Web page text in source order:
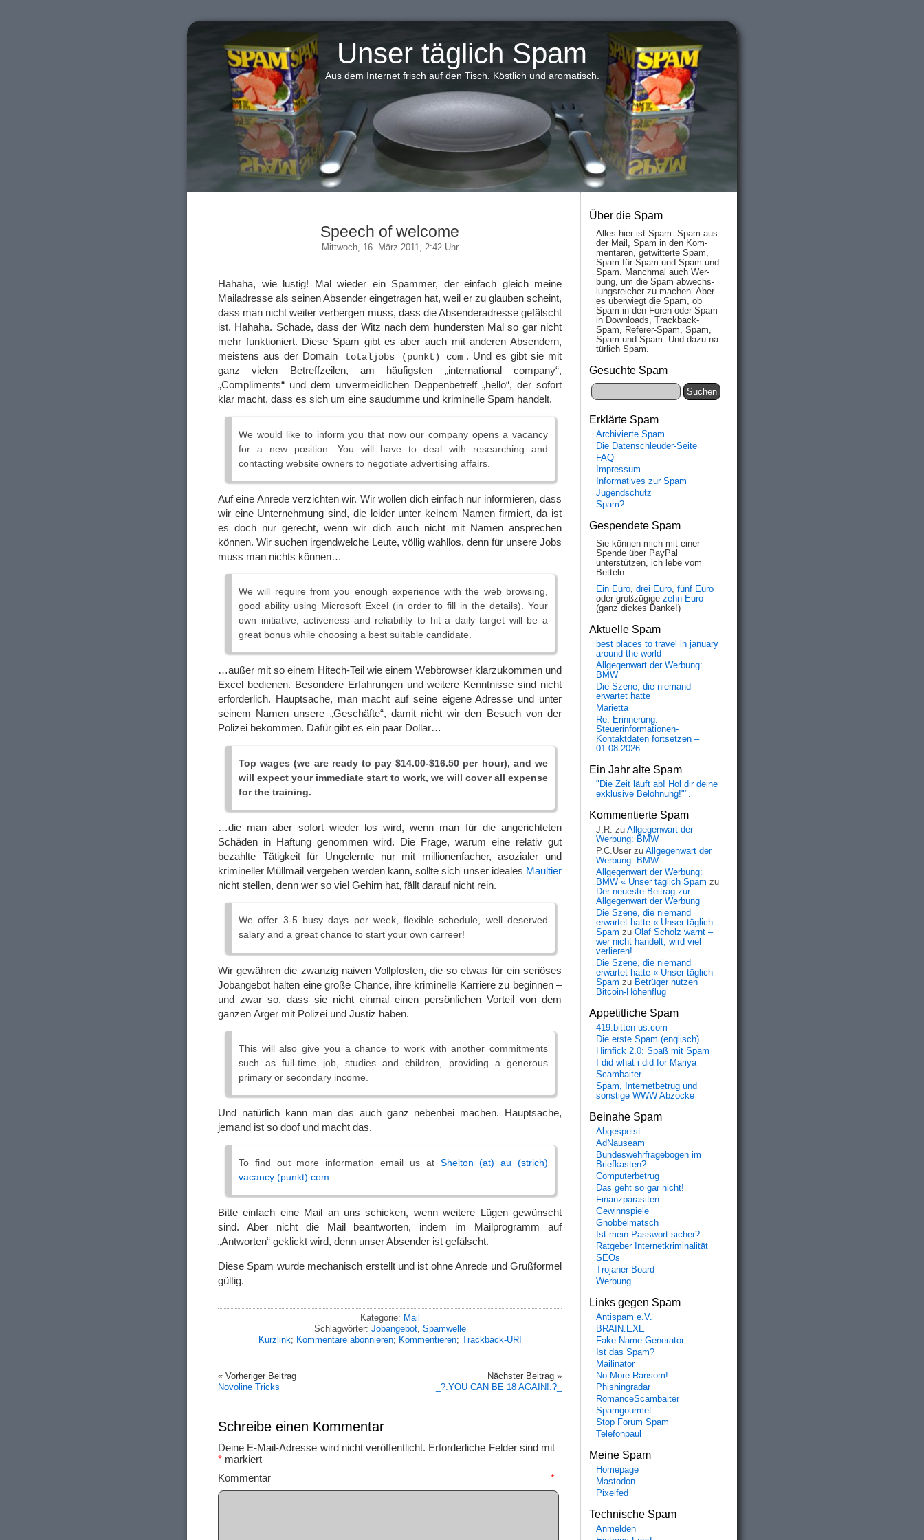
Unser täglich Spam
Aus dem Internet frisch auf den Tisch. Köstlich und aromatisch.
Speech of welcome
Mittwoch, 16. März 2011, 2:42 Uhr
Hahaha, wie lustig! Mal wieder ein Spammer, der einfach gleich meine
Mailadresse als seinen Absender eingetragen hat, weil er zu glauben scheint,
dass man nicht weiter verbergen muss, dass die Absenderadresse gefälscht
ist. Hahaha. Schade, dass der Witz nach dem hundersten Mal so gar nicht
mehr funktioniert. Diese Spam gibt es aber auch mit anderen Absendern,
meistens aus der Domain
totaljobs (punkt) com . Und es gibt sie mit
ganz vielen Betreffzeilen, am häufigsten „international company“,
„Compliments“ und dem unvermeidlichen Deppenbetreff „hello“, der sofort
klar macht, dass es sich um eine saudumme und kriminelle Spam handelt.
We would like to inform you that now our company opens a vacancy
for a new position. You will have to deal with researching and
contacting website owners to negotiate advertising affairs.
Auf eine Anrede verzichten wir. Wir wollen dich einfach nur informieren, dass
wir eine Unternehmung sind, die leider unter keinem Namen firmiert, da ist
es doch nur gerecht, wenn wir dich auch nicht mit Namen ansprechen
können. Wir suchen irgendwelche Leute, völlig wahllos, denn für unsere Jobs
muss man nichts können…
We will require from you enough experience with the web browsing,
good ability using Microsoft Excel (in order to fill in the details). Your
own initiative, activeness and reliability to hit a daily target will be a
great bonus while choosing a best suitable candidate.
…außer mit so einem Hitech-Teil wie einem Webbrowser klarzukommen und
Excel bedienen. Besondere Erfahrungen und weitere Kenntnisse sind nicht
erforderlich. Hauptsache, man macht auf seine eigene Adresse und unter
seinem Namen unsere „Geschäfte“, damit nicht wir den Besuch von der
Polizei bekommen. Dafür gibt es ein paar Dollar…
Top wages (we are ready to pay $14.00-$16.50 per hour), and we
will expect your immediate start to work, we will cover all expense
for the training.
…die man aber sofort wieder los wird, wenn man für die angerichteten
Schäden in Haftung genommen wird. Die Frage, warum eine relativ gut
bezahlte Tätigkeit für Ungelernte nur mit millionenfacher, asozialer und
krimineller Müllmail vergeben werden kann, sollte sich unser ideales Maultier
nicht stellen, denn wer so viel Gehirn hat, fällt darauf nicht rein.
We offer 3-5 busy days per week, flexible schedule, well deserved
salary and a great chance to start your own carreer!
Wir gewähren die zwanzig naiven Vollpfosten, die so etwas für ein seriöses
Jobangebot halten eine große Chance, ihre kriminelle Karriere zu beginnen –
und zwar so, dass sie nicht einmal einen persönlichen Vorteil von dem
ganzen Ärger mit Polizei und Justiz haben.
This will also give you a chance to work with another commitments
such as full-time job, studies and children, providing a generous
primary or secondary income.
Und natürlich kann man das auch ganz nebenbei machen. Hauptsache,
jemand ist so doof und macht das.
To find out more information email us at Shelton (at) au (strich)
vacancy (punkt) com
Bitte einfach eine Mail an uns schicken, wenn weitere Lügen gewünscht
sind. Aber nicht die Mail beantworten, indem im Mailprogramm auf
„Antworten“ geklickt wird, denn unser Absender ist gefälscht.
Diese Spam wurde mechanisch erstellt und ist ohne Anrede und Grußformel
gültig.
Kategorie: Mail
Schlagwörter: Jobangebot, Spamwelle
Kurzlink; Kommentare abonnieren; Kommentieren; Trackback-URI
« Vorheriger Beitrag
Novoline Tricks
Nächster Beitrag »
_?.YOU CAN BE 18 AGAIN!.?_
Schreibe einen Kommentar
Deine E-Mail-Adresse wird nicht veröffentlicht. Erforderliche Felder sind mit
* markiert
Kommentar *
Über die Spam
Alles hier ist Spam. Spam aus
der Mail, Spam in den Kom­
men­taren, ge­twit­ter­te Spam,
Spam für Spam und Spam und
Spam. Manch­mal auch Wer­
bung, um die Spam ab­wechs­
lungs­reich­er zu mach­en. Aber
es über­wiegt die Spam, ob
Spam in den Fo­ren oder Spam
in Down­loads, Track­back-
Spam, Re­fe­rer-Spam, Spam,
Spam und Spam. Und da­zu na­
tür­lich Spam.
Gesuchte Spam
Erklärte Spam
Archivierte Spam
Die Datenschleuder-Seite
FAQ
Impressum
Informatives zur Spam
Jugendschutz
Spam?
Gespendete Spam
Sie können mich mit einer
Spende über PayPal
unterstützen, ich lebe vom
Betteln:
Ein Euro, drei Euro, fünf Euro
oder großzügige zehn Euro
(ganz dickes Danke!)
Aktuelle Spam
best places to travel in january
around the world
Allgegenwart der Werbung:
BMW
Die Szene, die niemand
erwartet hatte
Marietta
Re: Erinnerung:
Steuerinformationen-
Kontaktdaten fortsetzen –
01.08.2026
Ein Jahr alte Spam
"Die Zeit läuft ab! Hol dir deine
exklusive Belohnung!"".
Kommentierte Spam
J.R. zu Allgegenwart der
Werbung: BMW
P.C.User zu Allgegenwart der
Werbung: BMW
Allgegenwart der Werbung:
BMW « Unser täglich Spam zu
Der neueste Beitrag zur
Allgegenwart der Werbung
Die Szene, die niemand
erwartet hatte « Unser täglich
Spam zu Olaf Scholz warnt –
wer nicht handelt, wird viel
verlieren!
Die Szene, die niemand
erwartet hatte « Unser täglich
Spam zu Betrüger nutzen
Bitcoin-Höhenflug
Appetitliche Spam
419.bitten us.com
Die erste Spam (englisch)
Hirnfick 2.0: Spaß mit Spam
I did what i did for Mariya
Scambaiter
Spam, Internetbetrug und
sonstige WWW Abzocke
Beinahe Spam
Abgespeist
AdNauseam
Bundeswehrfragebogen im
Briefkasten?
Computerbetrug
Das geht so gar nicht!
Finanzparasiten
Gewinnspiele
Gnobbelmatsch
Ist mein Passwort sicher?
Ratgeber Internetkriminalität
SEOs
Trojaner-Board
Werbung
Links gegen Spam
Antispam e.V.
BRAIN.EXE
Fake Name Generator
Ist das Spam?
Mailinator
No More Ransom!
Phishingradar
RomanceScambaiter
Spamgourmet
Stop Forum Spam
Telefonpaul
Meine Spam
Homepage
Mastodon
Pixelfed
Technische Spam
Anmelden